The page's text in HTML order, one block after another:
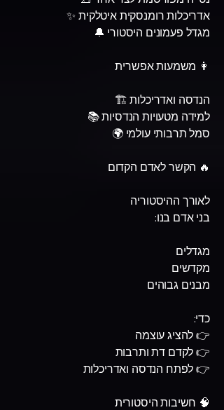
אדריכלות רומנסקית איטלקית ✨
מגדל פעמונים היסטורי 🔔
👩 משמעות אפשרית
הנדסה ואדריכלות 🏗️
למידה מטעויות הנדסיות 📚
סמל תרבותי עולמי 🌍
🔥 הקשר לאדם הקדום
לאורך ההיסטוריה
בני אדם בנו:
מגדלים
מקדשים
מבנים גבוהים
כדי:
👉 להציג עוצמה
👉 לקדם דת ותרבות
👉 לפתח הנדסה ואדריכלות
🧠 חשיבות היסטורית